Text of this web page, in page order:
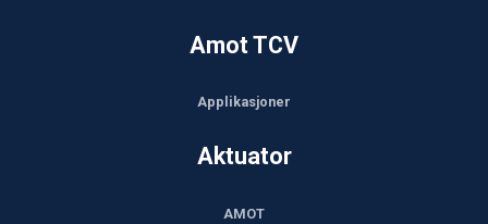
Amot TCV
Applikasjoner
Aktuator
AMOT